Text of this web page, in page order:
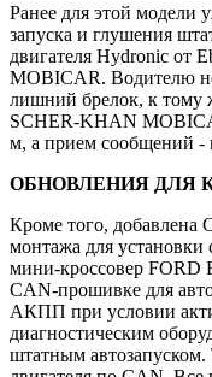
Ранее для этой модели
запуска и глушения
двигателя Hydronic от
MOBICAR. Водителю
лишний брелок, к тому
SCHER-KHAN
м, а прием сообщений -
ОБНОВЛЕНИЯ ДЛЯ
Кроме того, добавлена
монтажа для
мини-кроссовер FORD
CAN-прошивке для
АКПП при условии
диагностическим
штатным автозапуском.